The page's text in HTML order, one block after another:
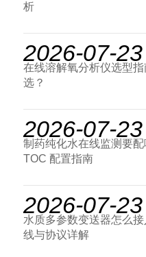
析
2026-07-23
在线溶解氧分析仪选型
选？
2026-07-23
制药纯化水在线监测要配
TOC 配置指南
2026-07-23
水质多参数变送器怎么
线与协议详解